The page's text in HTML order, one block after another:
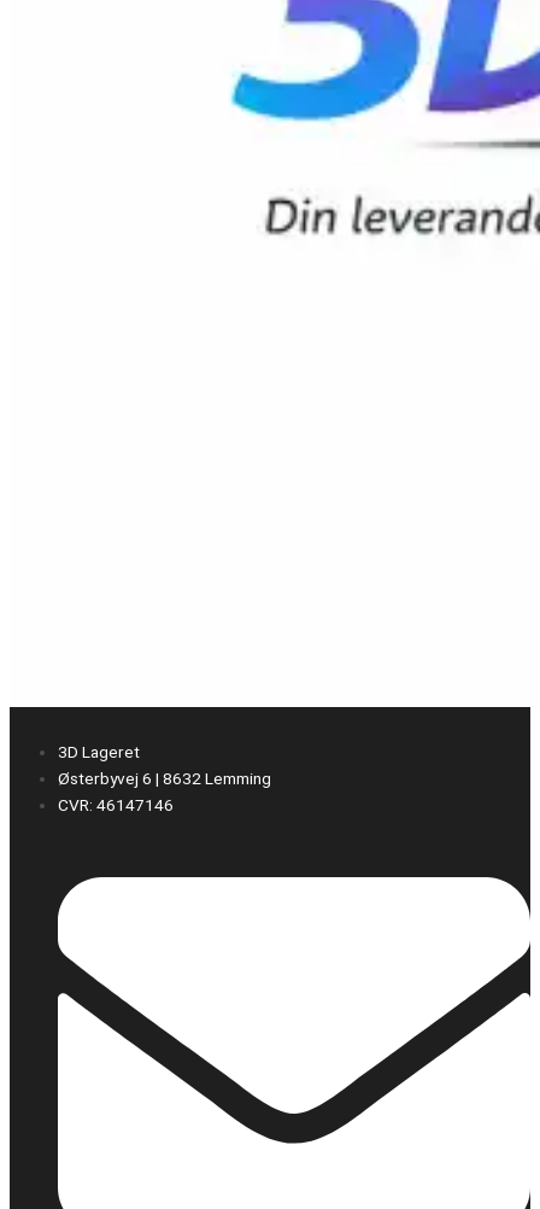
3D Lageret
Østerbyvej 6 | 8632 Lemming
CVR: 46147146